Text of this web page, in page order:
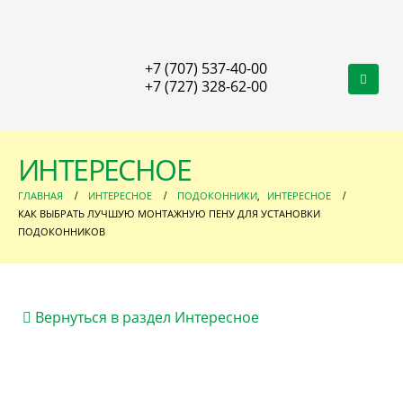
+7 (707) 537-40-00
+7 (727) 328-62-00
ИНТЕРЕСНОЕ
ГЛАВНАЯ ИНТЕРЕСНОЕ ПОДОКОННИКИ
ИНТЕРЕСНОЕ
КАК ВЫБРАТЬ ЛУЧШУЮ МОНТАЖНУЮ ПЕНУ ДЛЯ УСТАНОВКИ
ПОДОКОННИКОВ
Вернуться в раздел Интересное